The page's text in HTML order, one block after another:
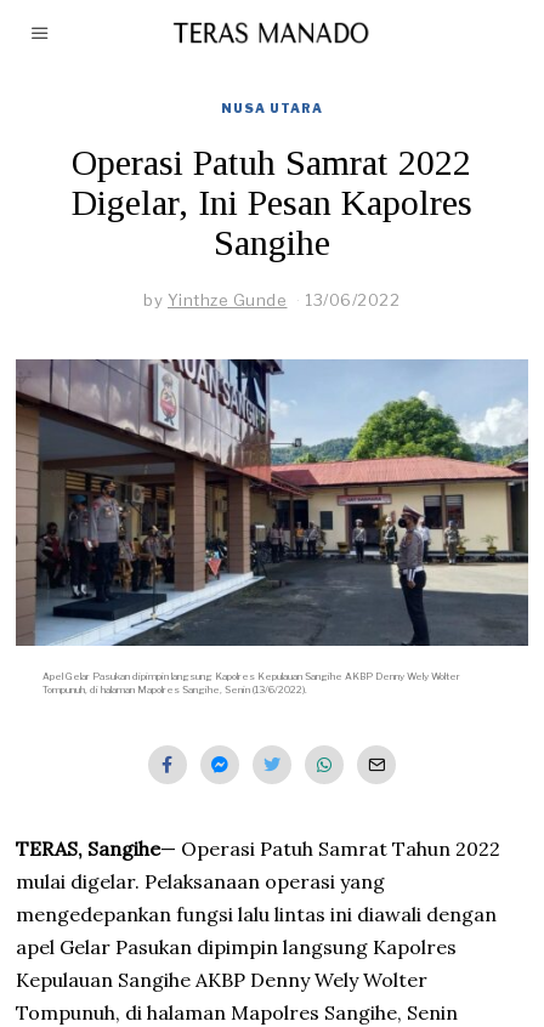
NUSA UTARA
Operasi Patuh Samrat 2022
Digelar, Ini Pesan Kapolres
Sangihe
by Yinthze Gunde 13/06/2022
0
/
2
0
2
Apel Gelar Pasukan dipimpin langsung Kapolres Kepulauan Sangihe AKBP Denny Wely Wolter
Tompunuh, di halaman Mapolres Sangihe, Senin (13/6/2022).
TERAS, Sangihe— Operasi Patuh Samrat Tahun 2022
mulai digelar. Pelaksanaan operasi yang
mengedepankan fungsi lalu lintas ini diawali dengan
apel Gelar Pasukan dipimpin langsung Kapolres
Kepulauan Sangihe AKBP Denny Wely Wolter
Tompunuh, di halaman Mapolres Sangihe, Senin